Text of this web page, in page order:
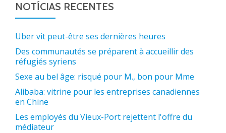
NOTÍCIAS RECENTES
Uber vit peut-être ses dernières heures
Des communautés se préparent à accueillir des
réfugiés syriens
Sexe au bel âge: risqué pour M., bon pour Mme
Alibaba: vitrine pour les entreprises canadiennes
en Chine
Les employés du Vieux-Port rejettent l'offre du
médiateur